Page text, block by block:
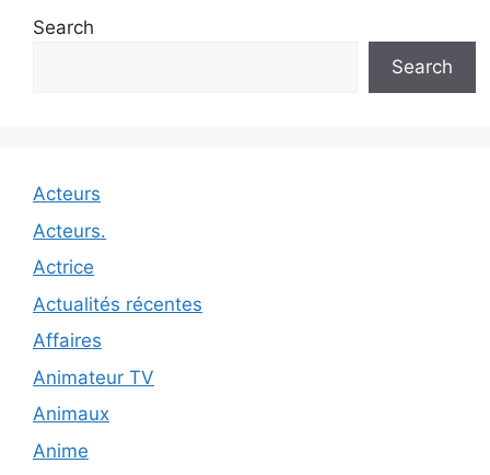
Search
Search
Acteurs
Acteurs.
Actrice
Actualités récentes
Affaires
Animateur TV
Animaux
Anime